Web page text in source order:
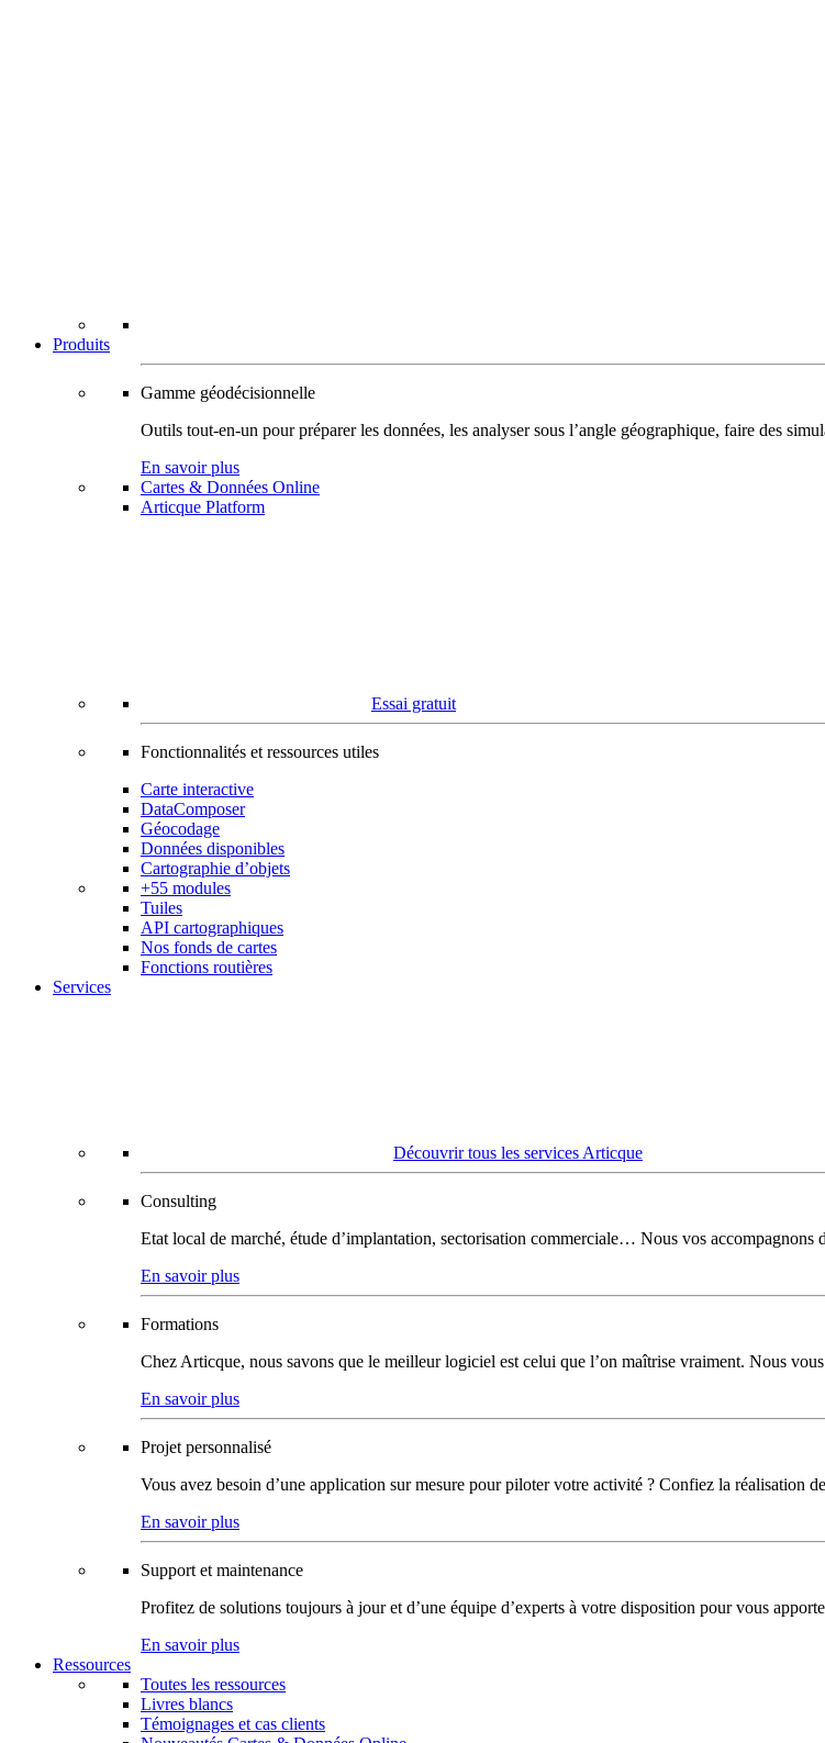
Produits
Gamme géodécisionnelle
Outils tout-en-un pour préparer les données, les analyser sous l’angle géographique, faire des
En savoir plus
Cartes & Données Online
Articque Platform
Essai gratuit
Fonctionnalités et ressources utiles
Carte interactive
DataComposer
Géocodage
Données disponibles
Cartographie d’objets
+55 modules
Tuiles
API cartographiques
Nos fonds de cartes
Fonctions routières
Services
Découvrir tous les services Articque
Consulting
Etat local de marché, étude d’implantation, sectorisation commerciale… Nous vos accompagnons
En savoir plus
Formations
Chez Articque, nous savons que le meilleur logiciel est celui que l’on maîtrise vraiment. Nous
En savoir plus
Projet personnalisé
Vous avez besoin d’une application sur mesure pour piloter votre activité ? Confiez la réalisation
En savoir plus
Support et maintenance
Profitez de solutions toujours à jour et d’une équipe d’experts à votre disposition pour vous
En savoir plus
Ressources
Toutes les ressources
Livres blancs
Témoignages et cas clients